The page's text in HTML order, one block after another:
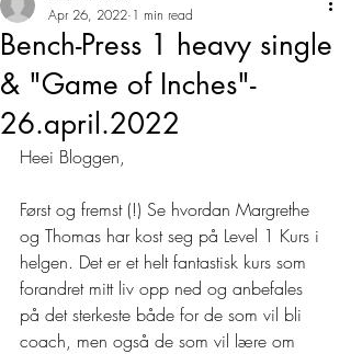
Bench-Press 1 heavy single
& "Game of Inches"-
26.april.2022
Apr 26, 2022 1 min read
Heei Bloggen,
Først og fremst (!) Se hvordan Margrethe
og Thomas har kost seg på Level 1 Kurs i
helgen. Det er et helt fantastisk kurs som
forandret mitt liv opp ned og anbefales
på det sterkeste både for de som vil bli
coach, men også de som vil lære om